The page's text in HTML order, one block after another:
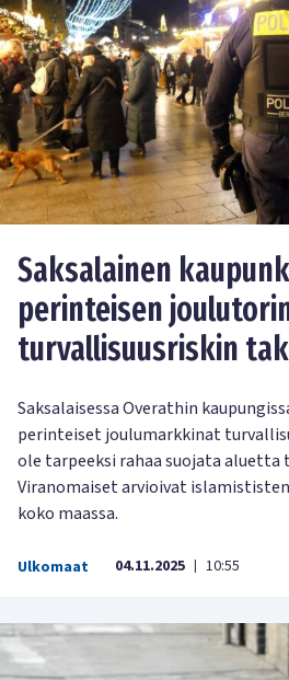
Saksalainen
perinteisen
turvallisuusriskin
Saksalaisessa Overathin
perinteiset joulumarkkinat
ole tarpeeksi rahaa suojata
Viranomaiset arvioivat
koko maassa.
Ulkomaat 04.11.2025 | 10:55